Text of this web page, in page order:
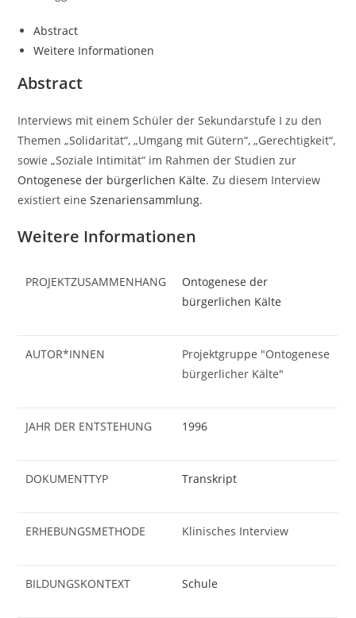
Abstract
Weitere Informationen
Abstract
Interviews mit einem Schüler der Sekundarstufe I zu den
Themen „Solidarität“, „Umgang mit Gütern“, „Gerechtigkeit“,
sowie „Soziale Intimität“ im Rahmen der Studien zur
Ontogenese der bürgerlichen Kälte. Zu diesem Interview
existiert eineSzenariensammlung.
Weitere Informationen
PROJEKTZUSAMMENHANG
Ontogenese der
bürgerlichen Kälte
AUTOR*INNEN
Projektgruppe "Ontogenese
bürgerlicher Kälte"
JAHR DER ENTSTEHUNG 1996
DOKUMENTTYP Transkript
ERHEBUNGSMETHODE Klinisches Interview
BILDUNGSKONTEXT Schule